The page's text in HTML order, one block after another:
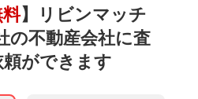
】リビンマッチ
の不動産会社に査
頼ができます